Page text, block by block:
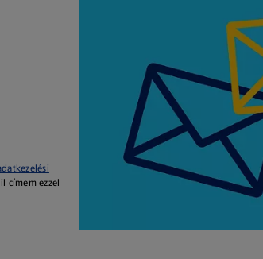
címem ezzel